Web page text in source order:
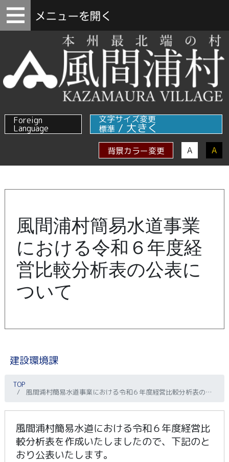
Foreign
Language
文字サイズ変更
標準 / 大きく
背景カラー変更 A A
風間浦村簡易水道事業
における令和６年度経
営比較分析表の公表に
ついて
建設環境課
TOP
風間浦村簡易水道事業における令和６年度経営比較分析表の公表について
風間浦村簡易水道における令和６年度経営比
較分析表を作成いたしましたので、下記のと
おり公表いたします。